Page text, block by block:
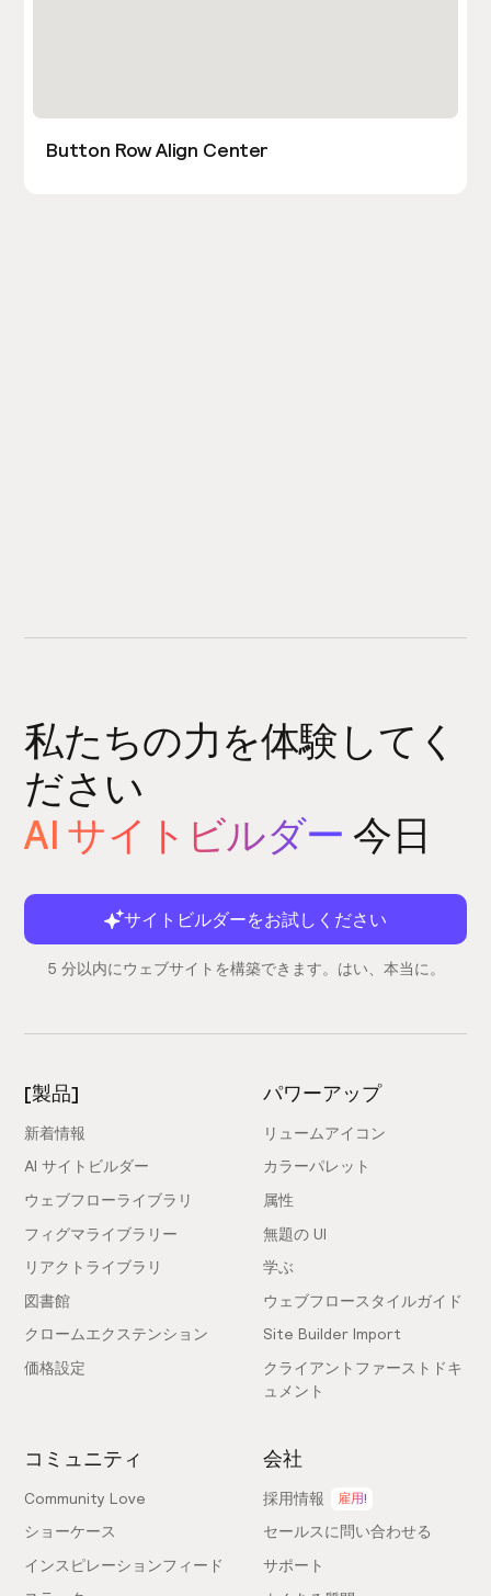
Button Row Align Center
私たちの力を体験してく
ださい
AI サイトビルダー 今日
サイトビルダーをお試しください
5 分以内にウェブサイトを構築できます。はい、本当に。
[製品]
新着情報
AI サイトビルダー
ウェブフローライブラリ
フィグマライブラリー
リアクトライブラリ
図書館
クロームエクステンション
価格設定
パワーアップ
リュームアイコン
カラーパレット
属性
無題の UI
学ぶ
ウェブフロースタイルガイド
Site Builder Import
クライアントファーストドキ
ュメント
コミュニティ
Community Love
ショーケース
インスピレーションフィード
会社
採用情報 雇用!
セールスに問い合わせる
サポート